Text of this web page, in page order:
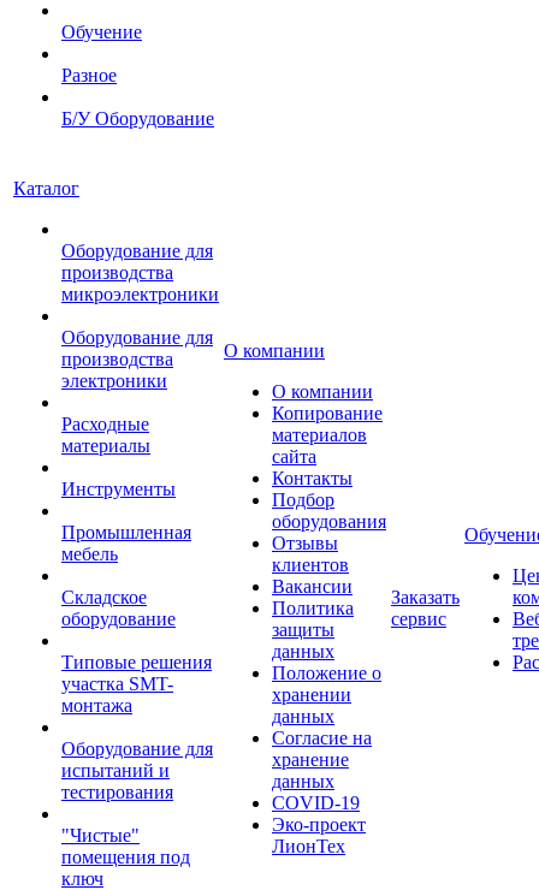
Обучение
Разное
Б/У Оборудование
Каталог
Оборудование для
производства
микроэлектроники
Оборудование для
производства
электроники
Расходные
материалы
Инструменты
Промышленная
мебель
Складское
оборудование
Типовые решения
участка SMT-
монтажа
Оборудование для
испытаний и
тестирования
"Чистые"
помещения под
ключ
О компании
О компании
Копирование
материалов
сайта
Контакты
Подбор
оборудования
Отзывы
клиентов
Вакансии
Политика
защиты
данных
Положение о
хранении
данных
Согласие на
хранение
данных
COVID-19
Эко-проект
ЛионТех
Заказать
сервис